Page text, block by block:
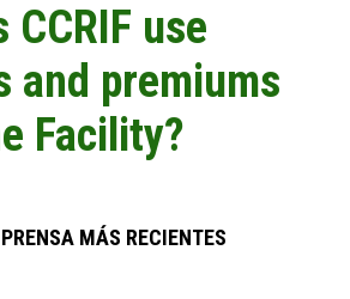
CCRIF use
and premiums
Facility?
MÁS RECIENTES